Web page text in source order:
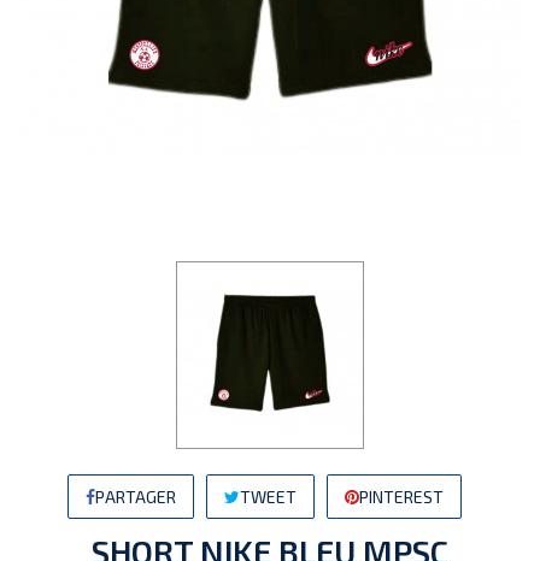
PARTAGER TWEET PINTEREST
SHORT NIKE BLEU MPSC